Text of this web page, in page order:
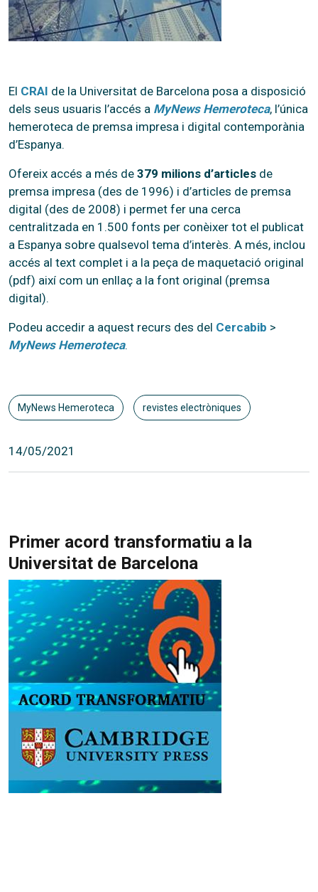
El CRAI de la Universitat de Barcelona posa a disposició
dels seus usuaris l’accés a MyNews Hemeroteca, l’única
hemeroteca de premsa impresa i digital contemporània
d’Espanya.
Ofereix accés a més de 379 milions d’articles de
premsa impresa (des de 1996) i d’articles de premsa
digital (des de 2008) i permet fer una cerca
centralitzada en 1.500 fonts per conèixer tot el publicat
a Espanya sobre qualsevol tema d’interès. A més, inclou
accés al text complet i a la peça de maquetació original
(pdf) així com un enllaç a la font original (premsa
digital).
Podeu accedir a aquest recurs des del Cercabib >
MyNews Hemeroteca.
MyNews Hemeroteca revistes electròniques
14/05/2021
Primer acord transformatiu a la
Universitat de Barcelona